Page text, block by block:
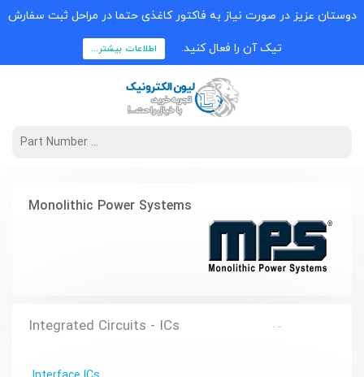
دوستان عزیز در صورت نیاز به فاکتور کاغذی حتما در مراحل ثبت سفارش
تیک آن را فعال کنید. اطلاعات بیشتر...
Monolithic Power Systems
Integrated Circuits - ICs